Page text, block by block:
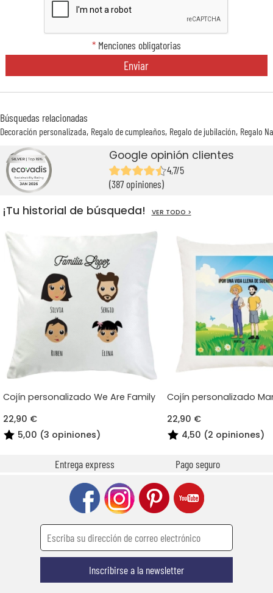
*Menciones obligatorias
Enviar
Búsquedas relacionadas
Decoración personalizada Regalo de cumpleaños Regalo de jubilación Regalo
Google opinión clientes
4,7/5
(387 opiniones)
¡Tu historial de búsqueda! VER TODO >
Cojín personalizado We Are Family
22,90 €
5,00 (3 opiniones)
Cojín personalizado
22,90 €
4,50 (2 opiniones)
Entrega express Pago seguro
Inscribirse a la newsletter